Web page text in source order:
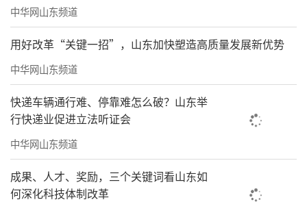
中华网山东频道
用好改革“关键一招”，山东加快塑造高质量发展新优势
中华网山东频道
快递车辆通行难、停靠难怎么破？山东举
行快递业促进立法听证会
中华网山东频道
成果、人才、奖励，三个关键词看山东如
何深化科技体制改革